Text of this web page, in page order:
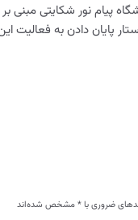
پیام نور شکایتی مبنی
پایان دادن به
ضروری با*مشخص شده‌اند